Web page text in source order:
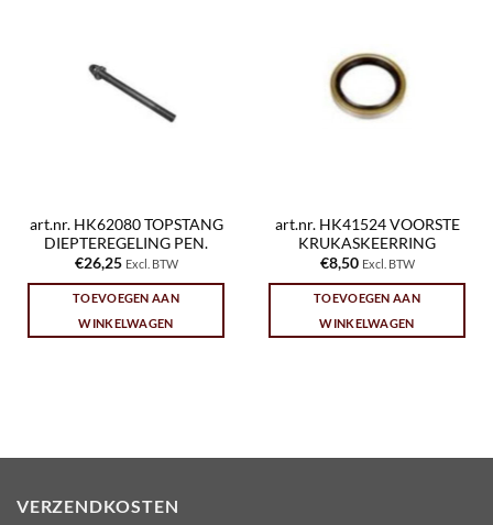
art.nr. HK62080 TOPSTANG
DIEPTEREGELING PEN.
€26,25 Excl. BTW
TOEVOEGEN AAN
WINKELWAGEN
art.nr. HK41524 VOORSTE
KRUKASKEERRING
€8,50 Excl. BTW
TOEVOEGEN AAN
WINKELWAGEN
VERZENDKOSTEN